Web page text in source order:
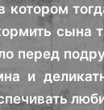
котором
сына
перед
и